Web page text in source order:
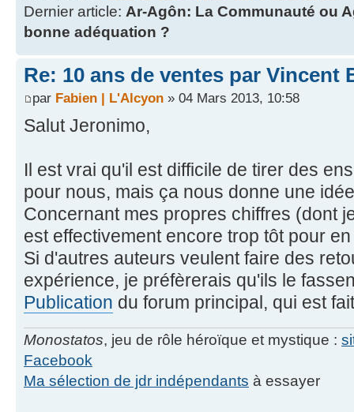
Dernier article: Ar-Agôn: La Communauté ou
bonne adéquation ?
Re: 10 ans de ventes par Vincent
par Fabien | L'Alcyon » 04 Mars 2013, 10:58
Salut Jeronimo,
Il est vrai qu'il est difficile de tirer des
pour nous, mais ça nous donne une
Concernant mes propres chiffres (dont
est effectivement encore trop tôt pour
Si d'autres auteurs veulent faire des
expérience, je préfèrerais qu'ils le
Publication du forum principal, qui est
Monostatos, jeu de rôle héroïque et mystique :
Facebook
Ma sélection de jdr indépendants à essayer